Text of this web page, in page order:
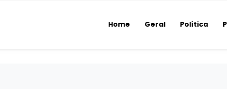
Home Geral Política